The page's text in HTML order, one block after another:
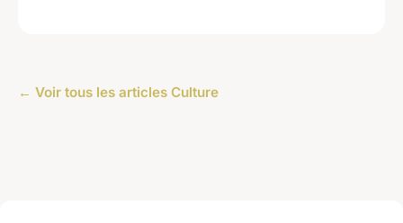
← Voir tous les articles Culture